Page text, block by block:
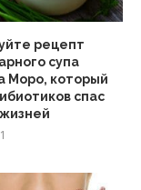
рецепт
супа
Моро, который
спас